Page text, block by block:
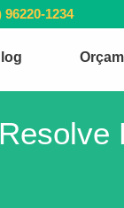
96220-1234